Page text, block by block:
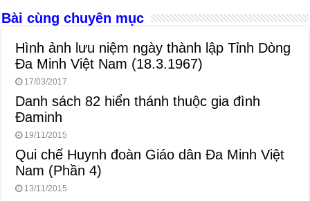
k
Bài cùng chuyên mục
Hình ảnh lưu niệm ngày thành lập Tỉnh Dòng
Đa Minh Việt Nam (18.3.1967)
17/03/2017
Danh sách 82 hiển thánh thuộc gia đình
Đaminh
19/11/2015
Qui chế Huynh đoàn Giáo dân Đa Minh Việt
Nam (Phần 4)
13/11/2015